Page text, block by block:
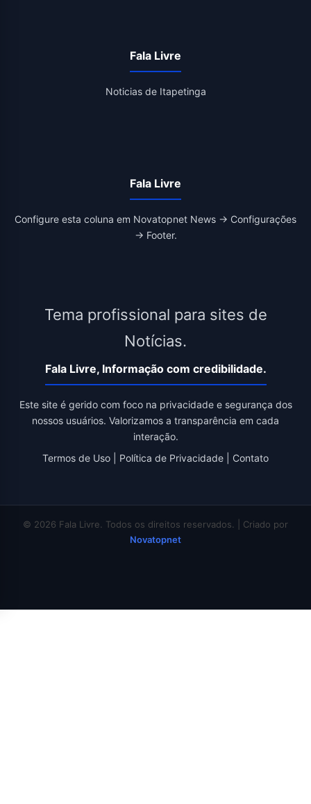
Fala Livre
Noticias de Itapetinga
Fala Livre
Configure esta coluna em Novatopnet News → Configurações
→ Footer.
Tema profissional para sites de
Notícias.
Fala Livre, Informação com credibilidade.
Este site é gerido com foco na privacidade e segurança dos
nossos usuários. Valorizamos a transparência em cada
interação.
Termos de Uso
Política de Privacidade Contato
© 2026 Fala Livre. Todos os direitos reservados. | Criado por
Novatopnet